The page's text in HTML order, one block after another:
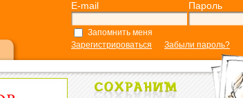
E-mail Пароль
Запомнить меня
Зарегистрироваться
Забыли пароль?